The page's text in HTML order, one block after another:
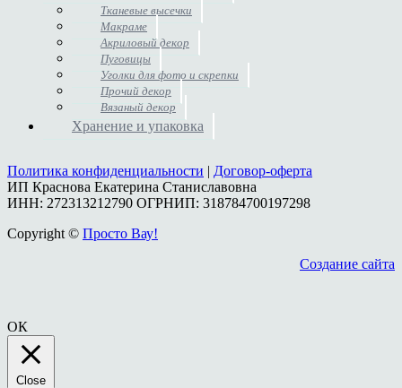
Тканевые высечки
Макраме
Акриловый декор
Пуговицы
Уголки для фото и скрепки
Прочий декор
Вязаный декор
Хранение и упаковка
Политика конфиденциальности | Договор-оферта
ИП Краснова Екатерина Станиславовна
ИНН: 272313212790 ОГРНИП: 318784700197298
Copyright © Просто Вау!
Создание сайта
ОК
Close